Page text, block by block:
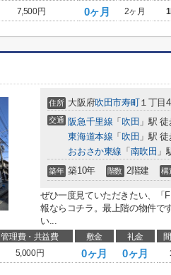
7,500円 0ヶ月 2ヶ月
住所 大阪府吹田市寿町１丁目
交通 阪急千里線 「 吹田 」駅
東海道本線 「 吹田 」駅
おおさか東線 「 南吹田 」
築年 築10年 階数 2階建 構
ぜひ一度見ていただきたい、「
報ならコチラ。最上階の物件で
い...
管理費・共益費 敷金 礼金
5,000円 0ヶ月 0ヶ月